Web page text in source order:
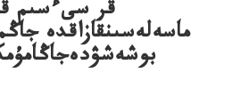
قر سىءسىم
ماسەلەسىنقازاقدە